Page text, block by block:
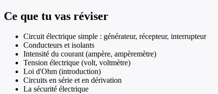
Ce que tu vas réviser
Circuit électrique simple : générateur, récepteur, interrupteur
Conducteurs et isolants
Intensité du courant (ampère, ampèremètre)
Tension électrique (volt, voltmètre)
Loi d'Ohm (introduction)
Circuits en série et en dérivation
La sécurité électrique